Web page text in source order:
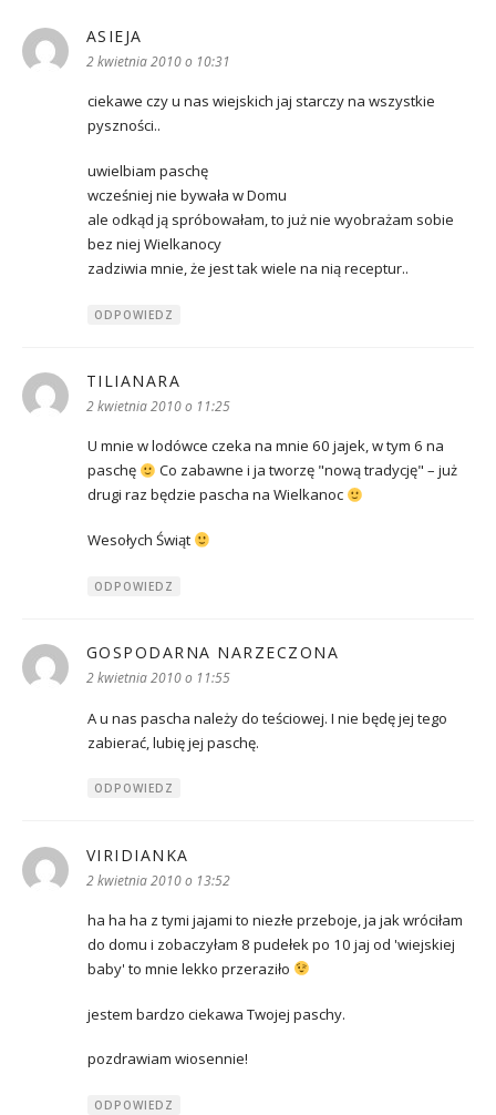
ASIEJA
2 kwietnia 2010 o 10:31
ciekawe czy u nas wiejskich jaj starczy na wszystkie
pyszności..
uwielbiam paschę
wcześniej nie bywała w Domu
ale odkąd ją spróbowałam, to już nie wyobrażam sobie
bez niej Wielkanocy
zadziwia mnie, że jest tak wiele na nią receptur..
ODPOWIEDZ
TILIANARA
2 kwietnia 2010 o 11:25
U mnie w lodówce czeka na mnie 60 jajek, w tym 6 na
paschę
Co zabawne i ja tworzę "nową tradycję" – już
drugi raz będzie pascha na Wielkanoc
Wesołych Świąt
ODPOWIEDZ
GOSPODARNA NARZECZONA
2 kwietnia 2010 o 11:55
A u nas pascha należy do teściowej. I nie będę jej tego
zabierać, lubię jej paschę.
ODPOWIEDZ
VIRIDIANKA
2 kwietnia 2010 o 13:52
ha ha ha z tymi jajami to niezłe przeboje, ja jak wróciłam
do domu i zobaczyłam 8 pudełek po 10 jaj od 'wiejskiej
baby' to mnie lekko przeraziło
jestem bardzo ciekawa Twojej paschy.
pozdrawiam wiosennie!
ODPOWIEDZ